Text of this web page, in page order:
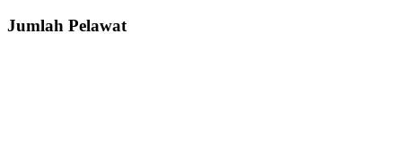
Jumlah Pelawat